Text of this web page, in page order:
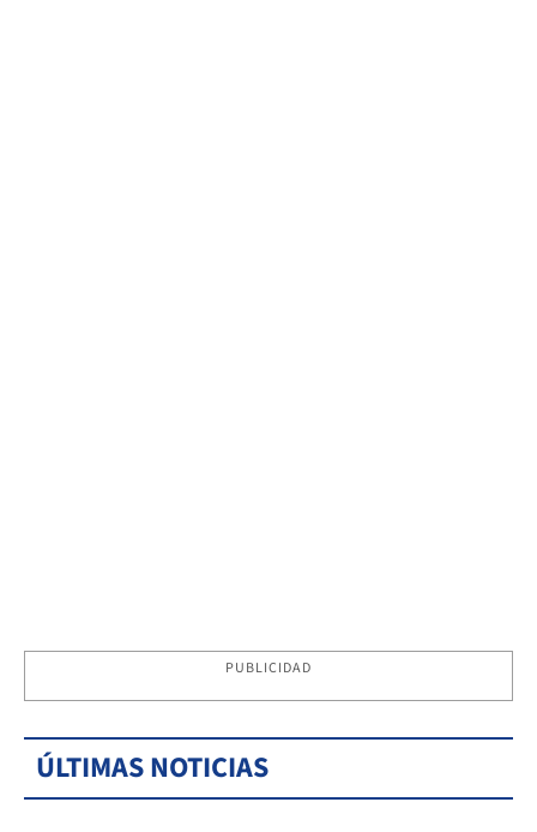
PUBLICIDAD
ÚLTIMAS NOTICIAS